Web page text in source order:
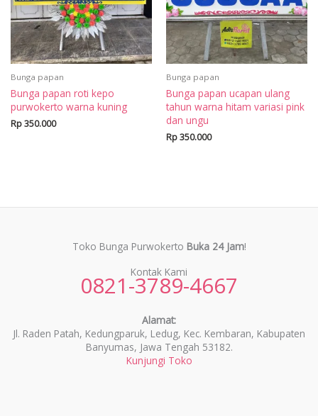
Bunga papan
Bunga papan roti kepo
purwokerto warna kuning
Rp350.000
Bunga papan
Bunga papan ucapan ulang
tahun warna hitam variasi pink
dan ungu
Rp350.000
Toko Bunga Purwokerto Buka 24 Jam!
Kontak Kami
0821-3789-4667
Alamat:
Jl. Raden Patah, Kedungparuk, Ledug, Kec. Kembaran, Kabupaten
Banyumas, Jawa Tengah 53182.
Kunjungi Toko